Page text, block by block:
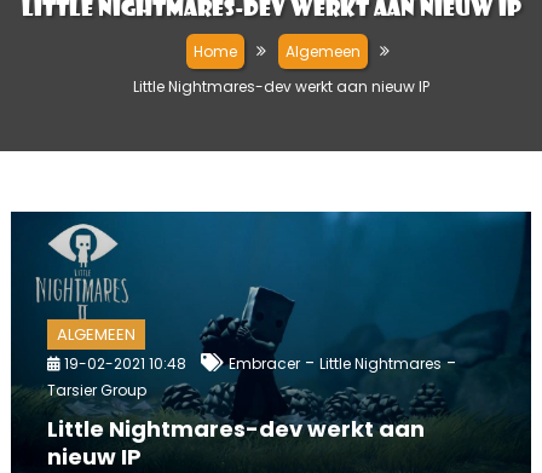
Little Nightmares-dev werkt aan nieuw IP
Home
Algemeen
Little Nightmares-dev werkt aan nieuw IP
ALGEMEEN
19-02-2021 10:48 Embracer- Little Nightmares -
Tarsier Group
Little Nightmares-dev werkt aan
nieuw IP